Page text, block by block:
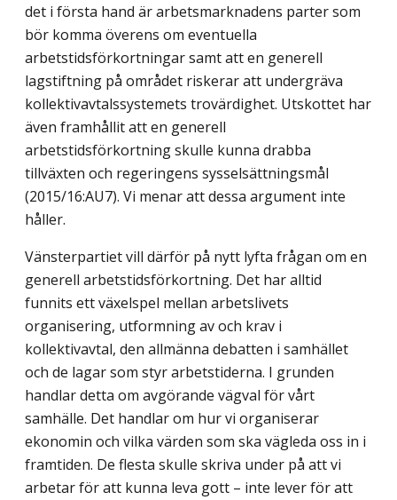
det i första hand är arbetsmarknadens parter som
bör komma överens om eventuella
arbetstidsförkortningar samt att en generell
lagstiftning på området riskerar att undergräva
kollektivavtalssystemets trovärdighet. Utskottet har
även framhållit att en generell
arbetstidsförkortning skulle kunna drabba
tillväxten och regeringens sysselsättningsmål
(2015/16:AU7). Vi menar att dessa argument inte
håller.
Vänsterpartiet vill därför på nytt lyfta frågan om en
generell arbetstidsförkortning. Det har alltid
funnits ett växelspel mellan arbetslivets
organisering, utformning av och krav i
kollektivavtal, den allmänna debatten i samhället
och de lagar som styr arbetstiderna. I grunden
handlar detta om avgörande vägval för vårt
samhälle. Det handlar om hur vi organiserar
ekonomin och vilka värden som ska vägleda oss in i
framtiden. De flesta skulle skriva under på att vi
arbetar för att kunna leva gott – inte lever för att